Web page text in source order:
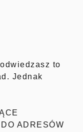
to
Jednak
ADRESÓW